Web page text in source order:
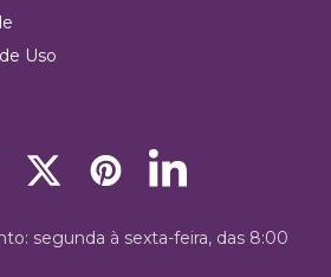
Uso
segunda à sexta-feira, das 8:00